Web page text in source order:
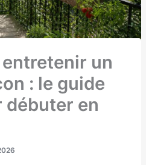
un
: le guide
débuter en